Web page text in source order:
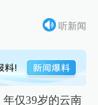
听新闻
仅39岁的云南